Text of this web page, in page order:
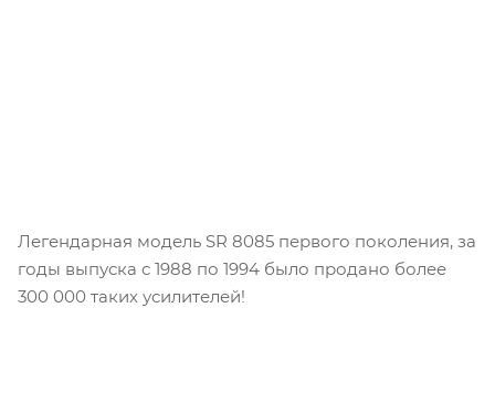
Легендарная модель SR 8085 первого поколения, за
годы выпуска с 1988 по 1994 было продано более
300 000 таких усилителей!